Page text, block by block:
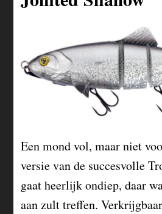
Een mond vol, maar niet
versie van de succesvolle
gaat heerlijk ondiep, daar
aan zult treffen.